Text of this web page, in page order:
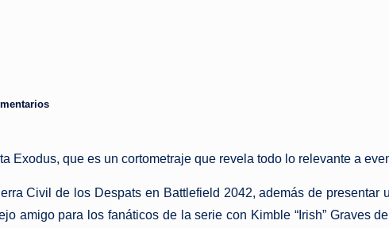
Exodus, que es un cortometraje que revela todo lo relevante a
Civil de los Despats en Battlefield 2042, además de
amigo para los fanáticos de la serie con Kimble “Irish” Graves